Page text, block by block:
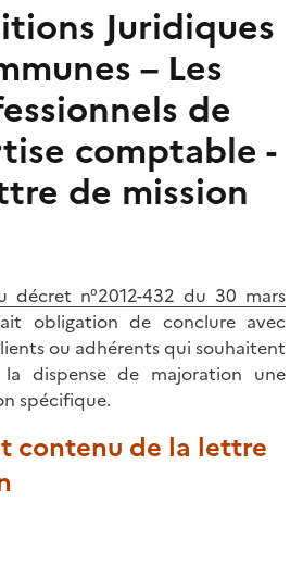
Juridiques
– Les
de
comptable -
de mission
décret n°2012-432 du 30 mars
obligation de conclure avec
ou adhérents qui souhaitent
dispense de majoration une
spécifique.
contenu de la lettre